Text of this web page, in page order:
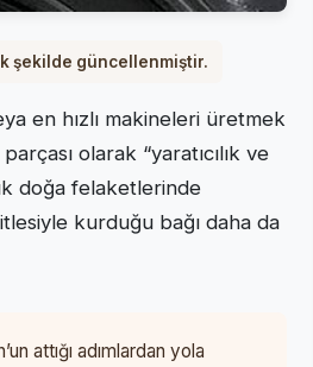
şekilde güncellenmiştir.
en hızlı makineleri üretmek
olarak “yaratıcılık ve
doğa felaketlerinde
kurduğu bağı daha da
attığı adımlardan yola